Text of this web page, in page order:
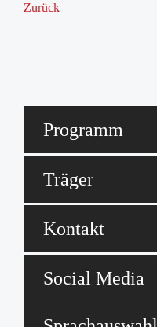
Zurück
Programm
Träger
Kontakt
Social Media